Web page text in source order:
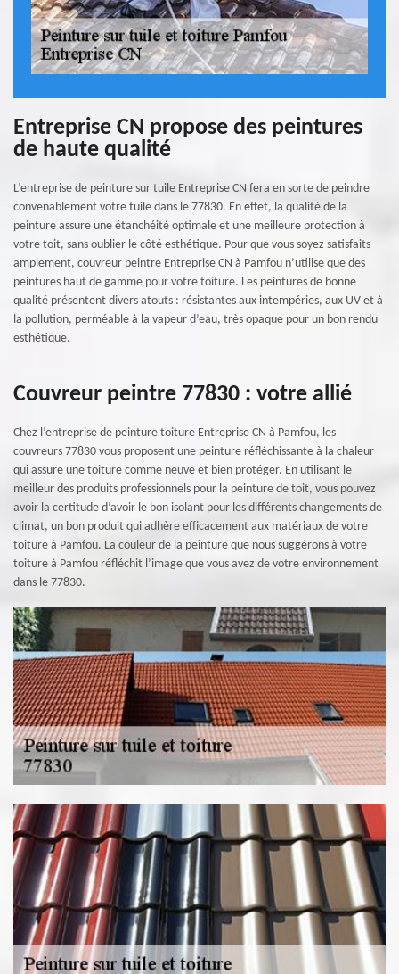
Entreprise CN propose des peintures
de haute qualité
L’entreprise de peinture sur tuile Entreprise CN fera en sorte de peindre
convenablement votre tuile dans le 77830. En effet, la qualité de la
peinture assure une étanchéité optimale et une meilleure protection à
votre toit, sans oublier le côté esthétique. Pour que vous soyez satisfaits
amplement, couvreur peintre Entreprise CN à Pamfou n’utilise que des
peintures haut de gamme pour votre toiture. Les peintures de bonne
qualité présentent divers atouts : résistantes aux intempéries, aux UV et à
la pollution, perméable à la vapeur d’eau, très opaque pour un bon rendu
esthétique.
Couvreur peintre 77830 : votre allié
Chez l’entreprise de peinture toiture Entreprise CN à Pamfou, les
couvreurs 77830 vous proposent une peinture réfléchissante à la chaleur
qui assure une toiture comme neuve et bien protéger. En utilisant le
meilleur des produits professionnels pour la peinture de toit, vous pouvez
avoir la certitude d’avoir le bon isolant pour les différents changements de
climat, un bon produit qui adhère efficacement aux matériaux de votre
toiture à Pamfou. La couleur de la peinture que nous suggérons à votre
toiture à Pamfou réfléchit l’image que vous avez de votre environnement
dans le 77830.